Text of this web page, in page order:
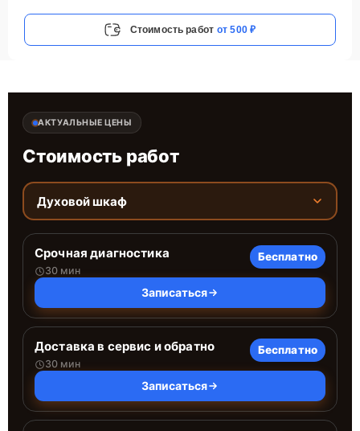
Стоимость работ от 500 ₽
АКТУАЛЬНЫЕ ЦЕНЫ
Стоимость работ
Духовой шкаф
Срочная диагностика
30 мин
Бесплатно
Записаться
Доставка в сервис и обратно
30 мин
Бесплатно
Записаться